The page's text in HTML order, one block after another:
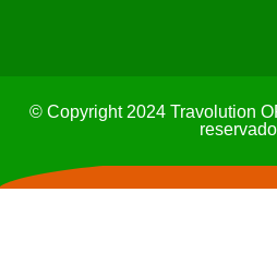
© Copyright 2024 Travolution